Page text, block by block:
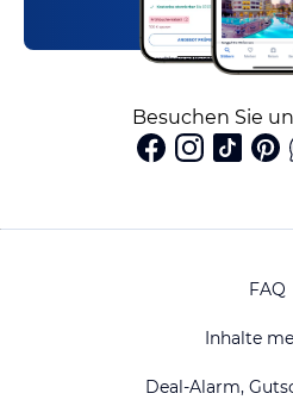
Besuchen Sie
FAQ
Inhalte
Deal-Alarm,